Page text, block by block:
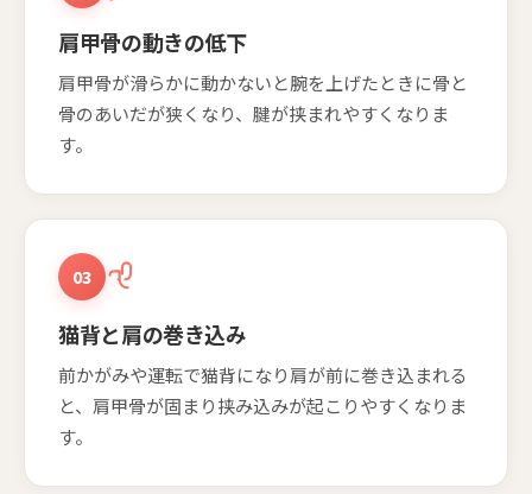
肩甲骨の動きの低下
肩甲骨が滑らかに動かないと腕を上げたときに骨と
骨のあいだが狭くなり、腱が挟まれやすくなりま
す。
03
猫背と肩の巻き込み
前かがみや運転で猫背になり肩が前に巻き込まれる
と、肩甲骨が固まり挟み込みが起こりやすくなりま
す。